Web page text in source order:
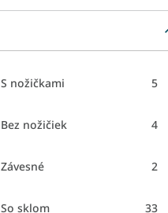
S nožičkami 5
Bez nožičiek 4
Závesné 2
So sklom 33